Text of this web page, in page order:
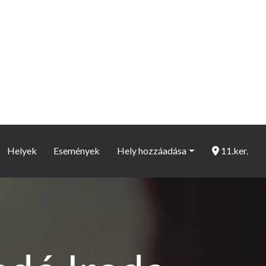
Helyek Események Hely hozzáadása 11.ker.